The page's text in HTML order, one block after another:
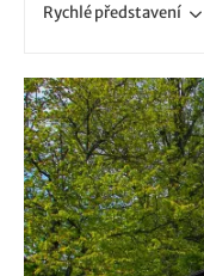
Rychlépředstavení